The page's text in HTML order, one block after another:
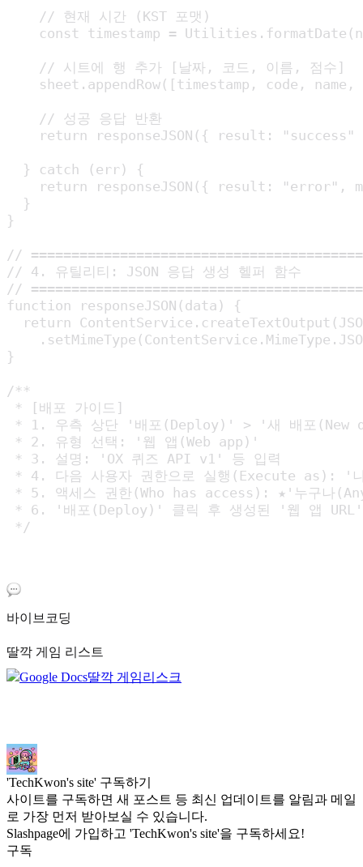
    // 현재 시간 (KST 포맷)
const timestamp =
    // 시트에 행 추가 [날짜, 코드, 이름, 점수]
sheet.appendRow([timestamp, code, name,
    // 성공 응답 반환
return responseJSON({ result: "success"
  } catch (err) {
return responseJSON({ result: "error",
  }
}
//
// 4. 유틸리티: JSON 응답 생성 헬퍼 함수
//
function responseJSON(data) {
return
}
/**
* [배포 가이드]
* 1. 우측 상단 '배포(Deploy)' > '새 배포(New
* 2. 유형 선택: '웹 앱(Web app)'
* 3. 설명: 'OX 퀴즈 API v1' 등 입력
* 4. 다음 사용자 권한으로 실행(Execute as): '
* 5. 액세스 권한(Who has access): ★'누구나
* 6. '배포(Deploy)' 클릭 후 생성된 '웹 앱 URL'
*/
바이브코딩
딸깍 게임 리스트
Google Docs딸깍 게임리스크
'TechKwon's site' 구독하기
사이트를 구독하면 새 포스트 등 최신 업데이트를 알림과 메일
로 가장 먼저 받아보실 수 있습니다.
Slashpage에 가입하고 'TechKwon's site'을 구독하세요!
구독